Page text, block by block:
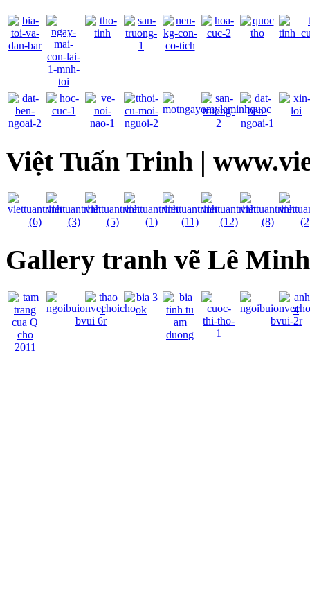
Việt Tuấn Trinh |
Gallery tranh vẽ Lê